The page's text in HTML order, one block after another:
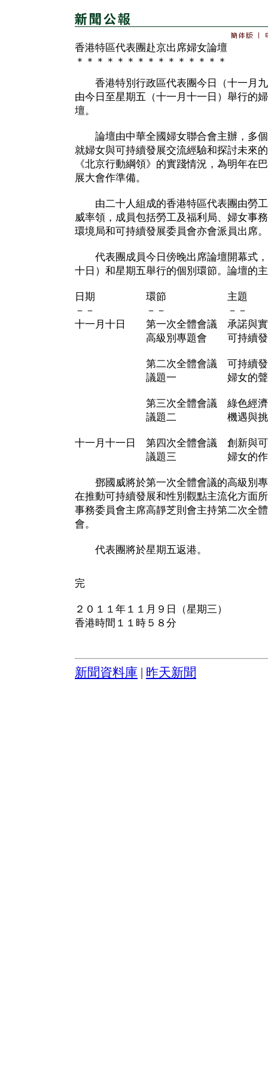
香港特區代表團赴京出席婦女論壇
＊＊＊＊＊＊＊＊＊＊＊＊＊＊＊
香港特別行政區代表團今日（十一月九
由今日至星期五（十一月十一日）舉行的
壇。
論壇由中華全國婦女聯合會主辦，多個
就婦女與可持續發展交流經驗和探討未來
《北京行動綱領》的實踐情況，為明年在
展大會作準備。
由二十人組成的香港特區代表團由勞工
威率領，成員包括勞工及福利局、婦女事
環境局和可持續發展委員會亦會派員出席。
代表團成員今日傍晚出席論壇開幕式，
十日）和星期五舉行的個別環節。論壇的
日期 環節 主題
－－ －－ －－
十一月十日 第一次全體會議 承諾與實
高級別專題會 可持續發展
第二次全體會議 可持續發展
議題一 婦女的聲
第三次全體會議 綠色經濟與
議題二 機遇與挑
十一月十一日 第四次全體會議 創新與可
議題三 婦女的作
鄧國威將於第一次全體會議的高級別專
在推動可持續發展和性別觀點主流化方面
事務委員會主席高靜芝則會主持第二次全
會。
代表團將於星期五返港。
完
２０１１年１１月９日（星期三）
香港時間１１時５８分
新聞資料庫 昨天新聞